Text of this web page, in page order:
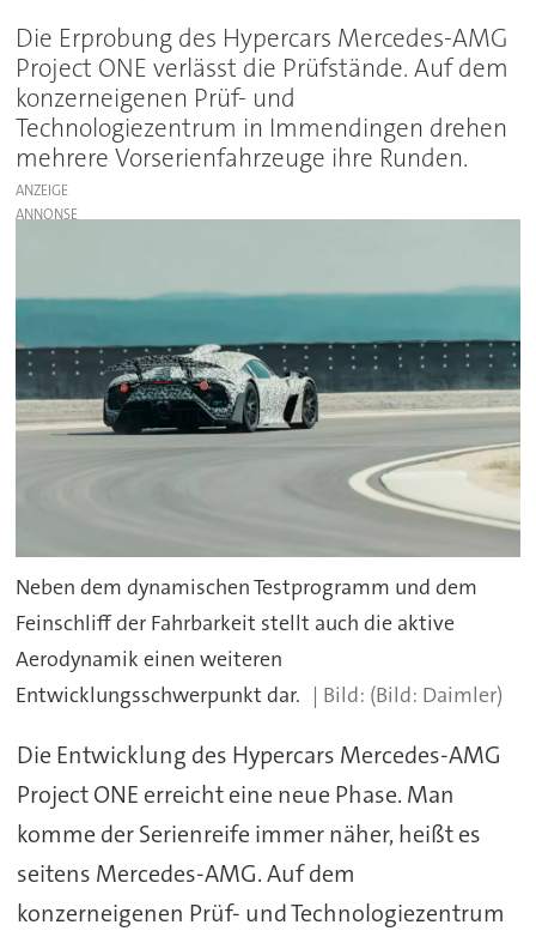
Die Erprobung des Hypercars Mercedes-AMG
Project ONE verlässt die Prüfstände. Auf dem
konzerneigenen Prüf- und
Technologiezentrum in Immendingen drehen
mehrere Vorserienfahrzeuge ihre Runden.
ANZEIGE
Neben dem dynamischen Testprogramm und dem
Feinschliff der Fahrbarkeit stellt auch die aktive
Aerodynamik einen weiteren
Entwicklungsschwerpunkt dar.
(Bild: Daimler)
Die Entwicklung des Hypercars Mercedes-AMG
Project ONE erreicht eine neue Phase. Man
komme der Serienreife immer näher, heißt es
seitens Mercedes-AMG. Auf dem
konzerneigenen Prüf- und Technologiezentrum